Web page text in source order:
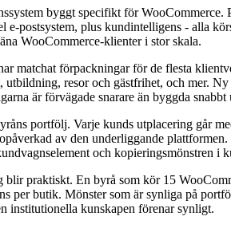
byggt specifikt för
postsystem, plus kundintelligens - alla
WooCommerce-klienter i stor skala.
matchat förpackningar för de flesta
resor och gästfrihet, och mer.
är förvägade snarare än byggda snabbt
portfölj. Varje kunds utplacering går
av den underliggande
och kopieringsmönstren i
praktiskt. En byrå som kör 15
per butik. Mönster som är synliga på
institutionella kunskapen förenar synligt.